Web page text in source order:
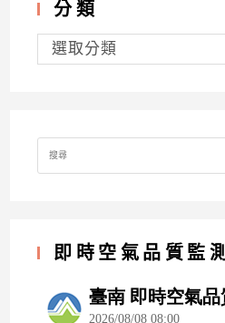
分類
分
類選取分類
Search
for:
即時空氣品質監測